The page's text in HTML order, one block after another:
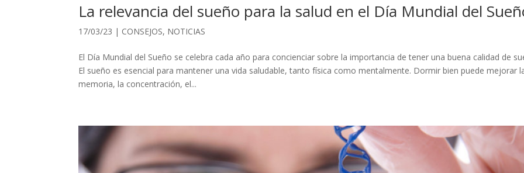
La relevancia del sueño para la salud en el Día Mundial del
17/03/23 | CONSEJOS, NOTICIAS
El Día Mundial del Sueño se celebra cada año para concienciar sobre la importancia de tener una buena calidad de
El sueño es esencial para mantener una vida saludable, tanto física como mentalmente. Dormir bien puede mejorar
memoria, la concentración, el...